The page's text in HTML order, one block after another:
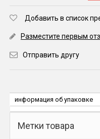
Добавить в список
Разместите первым
Отправить другу
информация об упаковке
Метки товара